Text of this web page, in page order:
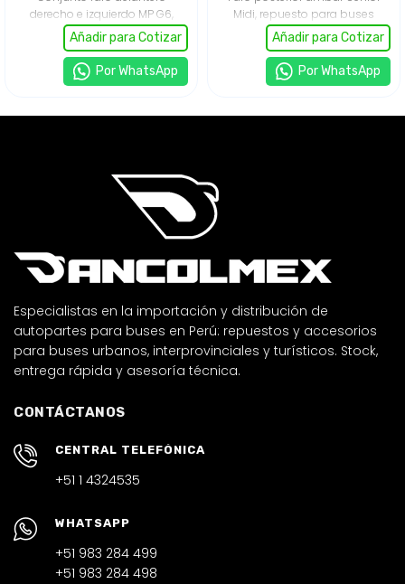
derecho e izquierdo MP G6,
repuesto original para
buses urbanos,
interprovinciales y turísticos.
Autoparte de alta calidad
eficiente y seguridad vial.
técnica.
Añadir para Cotizar
Por WhatsApp
Midi, repuesto para buses
urbanos e interprovinciales.
Autoparte original con
calidad garantizada,
excelente visibilidad y
flotas de transporte en Perú.
Añadir para Cotizar
Por WhatsApp
Especialistas en la importación y distribución de
autopartes para buses en Perú: repuestos y accesorios
para buses urbanos, interprovinciales y turísticos. Stock,
entrega rápida y asesoría técnica.
CONTÁCTANOS
CENTRAL TELEFÓNICA
+51 1 4324535
WHATSAPP
+51 983 284 499
+51 983 284 498